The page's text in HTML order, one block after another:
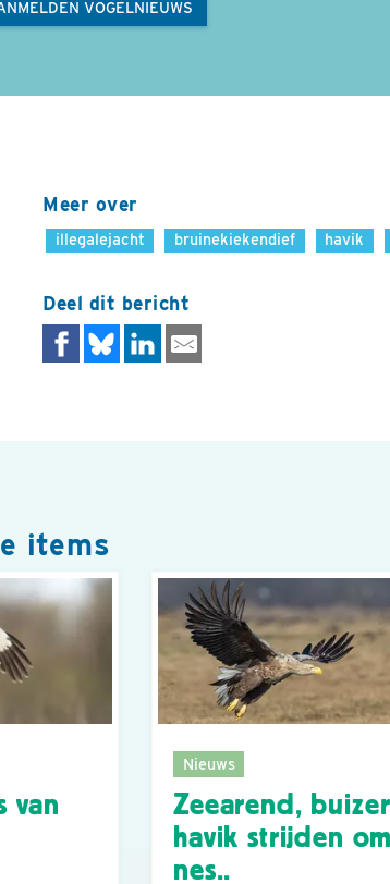
VOGELNIEUWS
Meer over
illegalejacht bruinekiekendief havik
Deel dit bericht
items
van
Nieuws
Zeearend,
havik strijden om
nes..